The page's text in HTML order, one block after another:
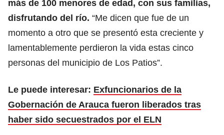
más de 100 menores de edad, con sus familias,
disfrutando del río. “Me dicen que fue de un
momento a otro que se presentó esta creciente y
lamentablemente perdieron la vida estas cinco
personas del municipio de Los Patios”.
Le puede interesar: Exfuncionarios de la
Gobernación de Arauca fueron liberados tras
haber sido secuestrados por el ELN